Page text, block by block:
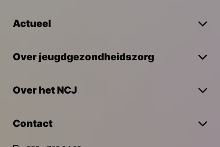
Actueel
Over jeugdgezondheidszorg
Over het NCJ
Contact